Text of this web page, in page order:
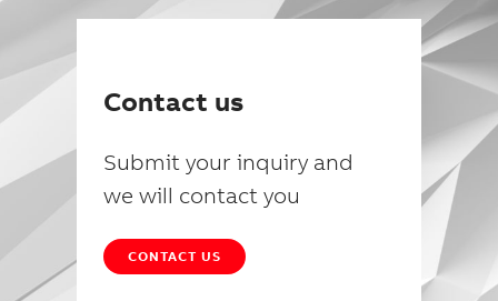
Contact us
Submit your inquiry and
we will contact you
CONTACT US